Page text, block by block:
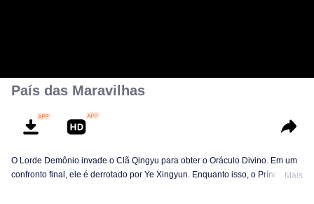
País das Maravilhas
O Lorde Demônio invade o Clã Qingyu para obter o Oráculo Divino. Em um
confronto final, ele é derrotado por Ye Xingyun. Enquanto isso, o Príncipe Qi
Mais